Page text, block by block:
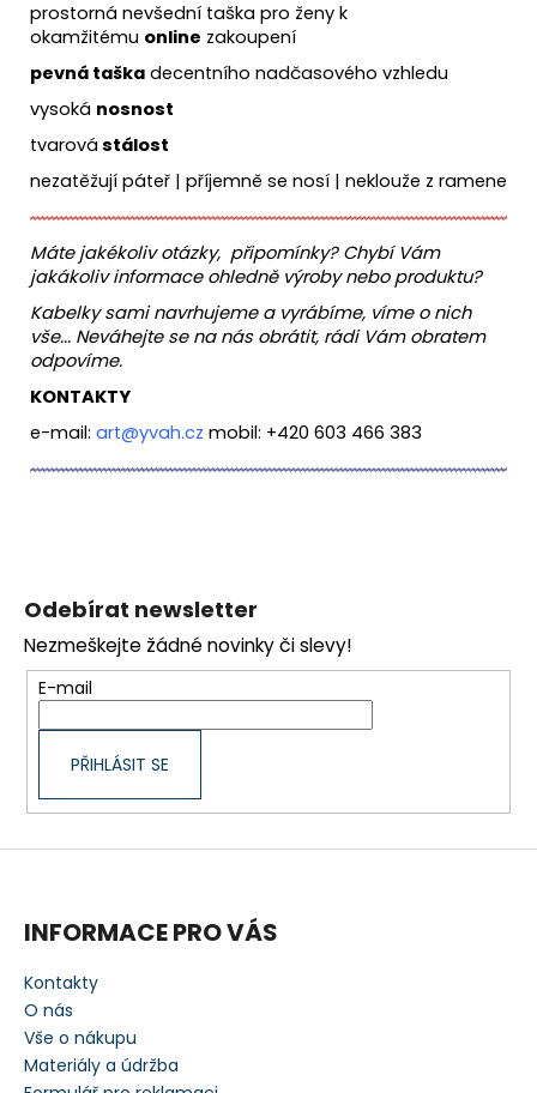
prostorná nevšední taška pro ženy k
okamžitému online zakoupení
pevná taška decentního nadčasového vzhledu
vysoká nosnost
tvarová stálost
nezatěžují páteř | příjemně se nosí | neklouže z ramene
Máte jakékoliv otázky, připomínky? Chybí Vám
jakákoliv informace ohledně výroby nebo produktu?
Kabelky sami navrhujeme a vyrábíme, víme o nich
vše... Neváhejte se na nás obrátit, rádi Vám obratem
odpovíme.
KONTAKTY
e-mail: art@yvah.cz mobil: +420 603 466 383
Odebírat newsletter
Nezmeškejte žádné novinky či slevy!
E-mail
PŘIHLÁSIT SE
INFORMACE PRO VÁS
Kontakty
O nás
Vše o nákupu
Materiály a údržba